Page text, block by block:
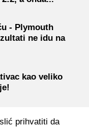
- Plymouth
ne idu na
kao veliko
prihvatiti da